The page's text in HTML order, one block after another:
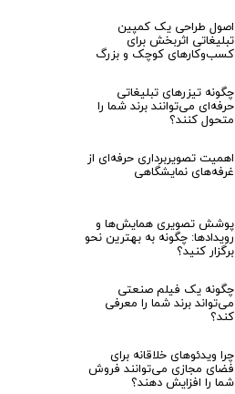
اصول طراحی یک کمپین
تبلیغاتی اثربخش برای
کسب‌وکارهای کوچک و بزرگ
چگونه تیزرهای تبلیغاتی
حرفه‌ای می‌توانند برند شما را
متحول کنند؟
اهمیت تصویربرداری حرفه‌ای از
غرفه‌های نمایشگاهی
پوشش تصویری همایش‌ها و
رویدادها: چگونه به بهترین نحو
برگزار کنید؟
چگونه یک فیلم صنعتی
می‌تواند برند شما را معرفی
کند؟
چرا ویدئوهای خلاقانه برای
فضای مجازی می‌توانند فروش
شما را افزایش دهند؟